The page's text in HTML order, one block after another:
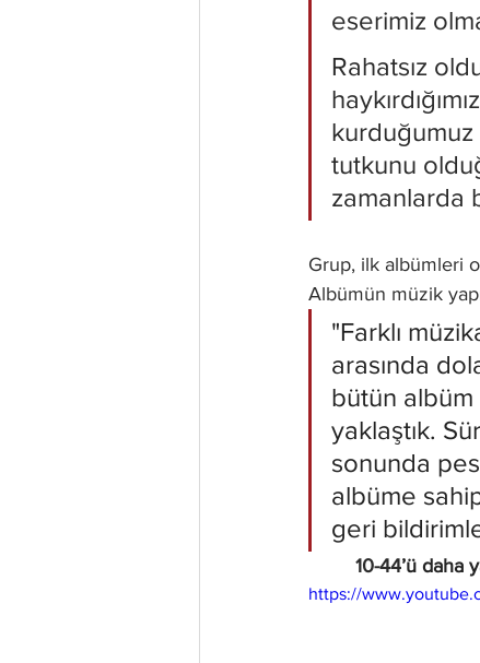
eserimiz
Rahatsız
kurduğumuz
tutkunu
zamanlarda
Grup, ilk albümleri
Albümün müzik
"Farklı
arasında
bütün
yaklaştık.
sonunda
albüme
geri
10-44’ü daha
https://